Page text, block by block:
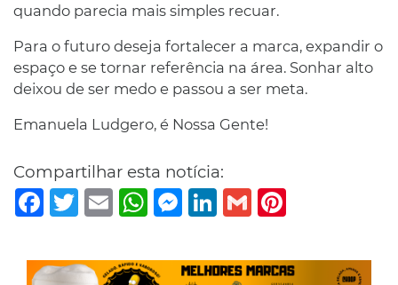
quando parecia mais simples recuar.
Para o futuro deseja fortalecer a marca, expandir o
espaço e se tornar referência na área. Sonhar alto
deixou de ser medo e passou a ser meta.
Emanuela Ludgero, é Nossa Gente!
Compartilhar esta notícia:
Facebook
TwitterEmail WhatsAppMessenger
LinkedIn
Gmail